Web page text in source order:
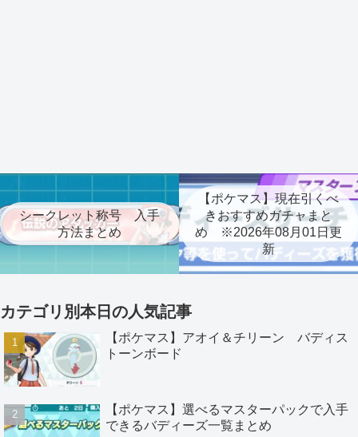
シークレット称号 入手
方法まとめ
【ポケマス】現在引くべ
きおすすめガチャまと
め ※2026年08月01日更
新
カテゴリ別本日の人気記事
【ポケマス】アオイ＆チリーン バディス
トーンボード
【ポケマス】選べるマスターパックで入手
できるバディーズ一覧まとめ